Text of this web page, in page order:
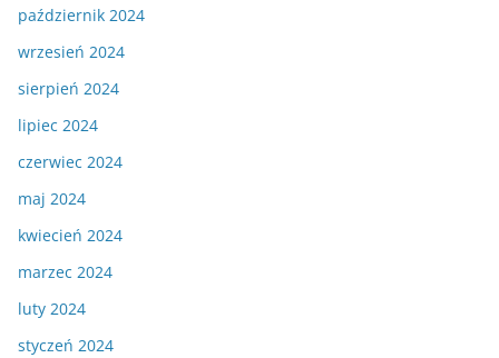
październik 2024
wrzesień 2024
sierpień 2024
lipiec 2024
czerwiec 2024
maj 2024
kwiecień 2024
marzec 2024
luty 2024
styczeń 2024